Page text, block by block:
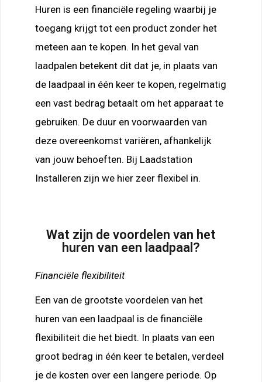
Huren is een financiële regeling waarbij je
toegang krijgt tot een product zonder het
meteen aan te kopen. In het geval van
laadpalen betekent dit dat je, in plaats van
de laadpaal in één keer te kopen, regelmatig
een vast bedrag betaalt om het apparaat te
gebruiken. De duur en voorwaarden van
deze overeenkomst variëren, afhankelijk
van jouw behoeften. Bij Laadstation
Installeren zijn we hier zeer flexibel in.
Wat zijn de voordelen van het
huren van een laadpaal?
Financiële flexibiliteit
Een van de grootste voordelen van het
huren van een laadpaal is de financiële
flexibiliteit die het biedt. In plaats van een
groot bedrag in één keer te betalen, verdeel
je de kosten over een langere periode. Op